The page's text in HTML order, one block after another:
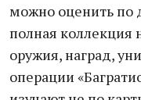
можно оценить по
полная коллекция
оружия, наград,
операции